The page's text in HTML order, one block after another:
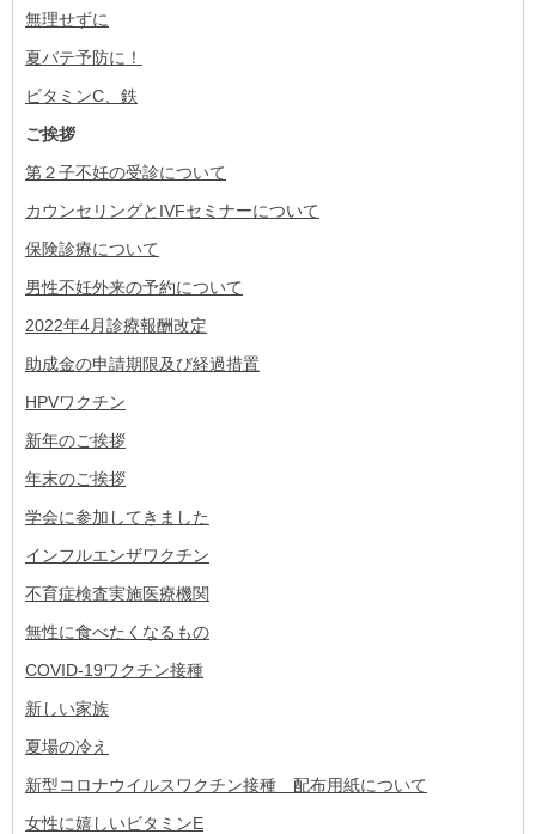
無理せずに
夏バテ予防に！
ビタミンC、鉄
ご挨拶
第２子不妊の受診について
カウンセリングとIVFセミナーについて
保険診療について
男性不妊外来の予約について
2022年4月診療報酬改定
助成金の申請期限及び経過措置
HPVワクチン
新年のご挨拶
年末のご挨拶
学会に参加してきました
インフルエンザワクチン
不育症検査実施医療機関
無性に食べたくなるもの
COVID-19ワクチン接種
新しい家族
夏場の冷え
新型コロナウイルスワクチン接種 配布用紙について
女性に嬉しいビタミンE